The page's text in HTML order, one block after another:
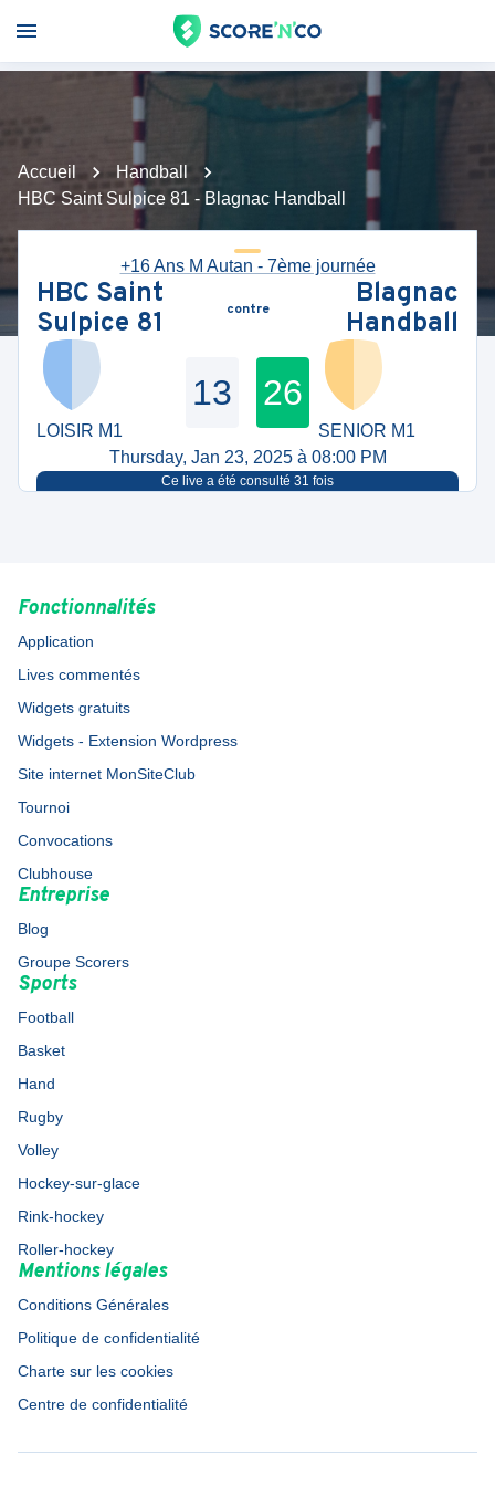
Accueil
Handball
HBC Saint Sulpice 81 - Blagnac Handball
+16 Ans M Autan - 7ème journée
HBC Saint
Sulpice 81
contre
Blagnac
Handball
LOISIR M1
13 26
SENIOR M1
Thursday, Jan 23, 2025 à 08:00 PM
Ce live a été consulté 31 fois
Fonctionnalités
Application
Lives commentés
Widgets gratuits
Widgets - Extension Wordpress
Site internet MonSiteClub
Tournoi
Convocations
Clubhouse
Entreprise
Blog
Groupe Scorers
Sports
Football
Basket
Hand
Rugby
Volley
Hockey-sur-glace
Rink-hockey
Roller-hockey
Mentions légales
Conditions Générales
Politique de confidentialité
Charte sur les cookies
Centre de confidentialité